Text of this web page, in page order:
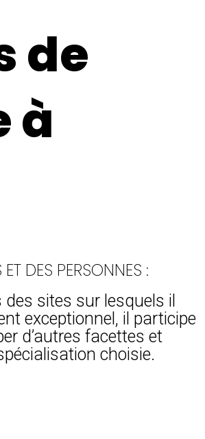
de
à
DES PERSONNES :
des sites sur lesquels il
exceptionnel, il participe
d’autres facettes et
choisie.